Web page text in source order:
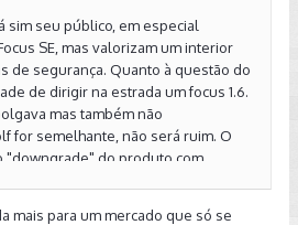
sim seu público, em especial
SE, mas valorizam um interior
de segurança. Quanto à questão do
de dirigir na estrada um focus 1.6.
mas também não
for semelhante, não será ruim. O
"downgrade" do produto com
fosse importado, até dava pra
mais para um mercado que só se